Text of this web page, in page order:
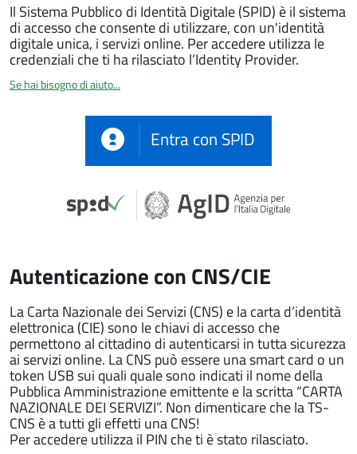
Il Sistema Pubblico di Identità Digitale (SPID) è il sistema
di accesso che consente di utilizzare, con un'identità
digitale unica, i servizi online. Per accedere utilizza le
credenziali che ti ha rilasciato l’Identity Provider.
Se hai bisogno di aiuto...
Entra con SPID
Autenticazione con CNS/CIE
La Carta Nazionale dei Servizi (CNS) e la carta d’identità
elettronica (CIE) sono le chiavi di accesso che
permettono al cittadino di autenticarsi in tutta sicurezza
ai servizi online. La CNS può essere una smart card o un
token USB sui quali quale sono indicati il nome della
Pubblica Amministrazione emittente e la scritta “CARTA
NAZIONALE DEI SERVIZI”. Non dimenticare che la TS-
CNS è a tutti gli effetti una CNS!
Per accedere utilizza il PIN che ti è stato rilasciato.